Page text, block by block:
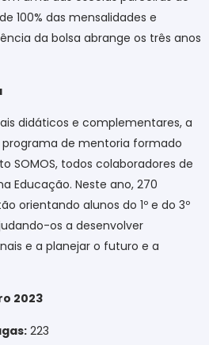
100% das mensalidades e
da bolsa abrange os três anos
didáticos e complementares, a
de mentoria formado
SOMOS, todos colaboradores de
Educação. Neste ano, 270
orientando alunos do 1º e do 3º
os a desenvolver
e a planejar o futuro e a
2023
223